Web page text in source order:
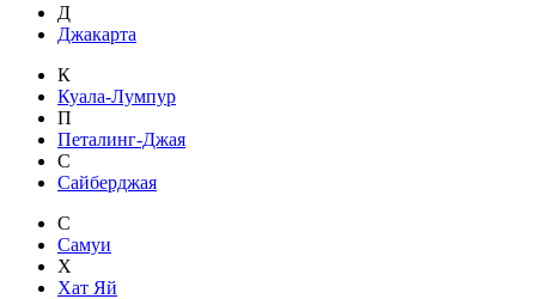
Д
Джакарта
К
Куала-Лумпур
П
Петалинг-Джая
С
Сайберджая
С
Самуи
Х
Хат Яй